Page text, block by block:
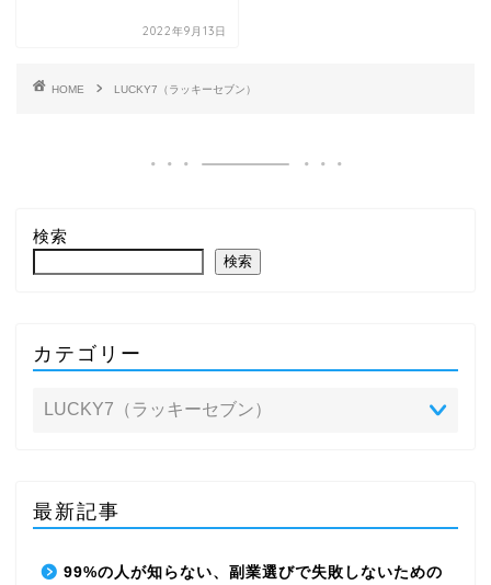
2022年9月13日
HOME LUCKY7（ラッキーセブン）
検索
検索
カテゴリー
最新記事
99%の人が知らない、副業選びで失敗しないための